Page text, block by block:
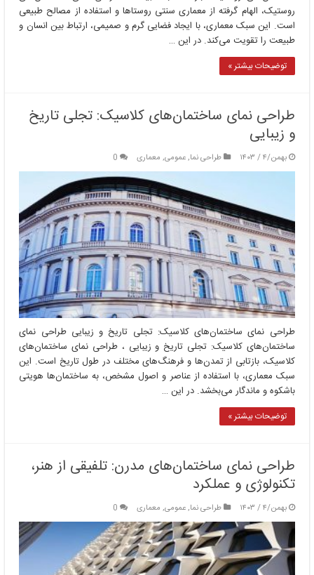
روستیک، الهام گرفته از معماری سنتی روستاها و استفاده از مصالح طبیعی
است. این سبک معماری، با ایجاد فضایی گرم و صمیمی، ارتباط بین انسان و
طبیعت را تقویت می‌کند. در این …
توضیحات بیشتر »
طراحی نمای ساختمان‌های کلاسیک: تجلی تاریخ
و زیبایی
بهمن/۴ / ۱۴۰۳ طراحی نما,عمومی, معماری 0
طراحی نمای ساختمان‌های کلاسیک: تجلی تاریخ و زیبایی طراحی نمای
ساختمان‌های کلاسیک: تجلی تاریخ و زیبایی ، طراحی نمای ساختمان‌های
کلاسیک، بازتابی از تمدن‌ها و فرهنگ‌های مختلف در طول تاریخ است. این
سبک معماری، با استفاده از عناصر و اصول مشخص، به ساختمان‌ها هویتی
باشکوه و ماندگار می‌بخشد. در این …
توضیحات بیشتر »
طراحی نمای ساختمان‌های مدرن: تلفیقی از هنر،
تکنولوژی و عملکرد
بهمن/۴ / ۱۴۰۳ طراحی نما,عمومی, معماری 0